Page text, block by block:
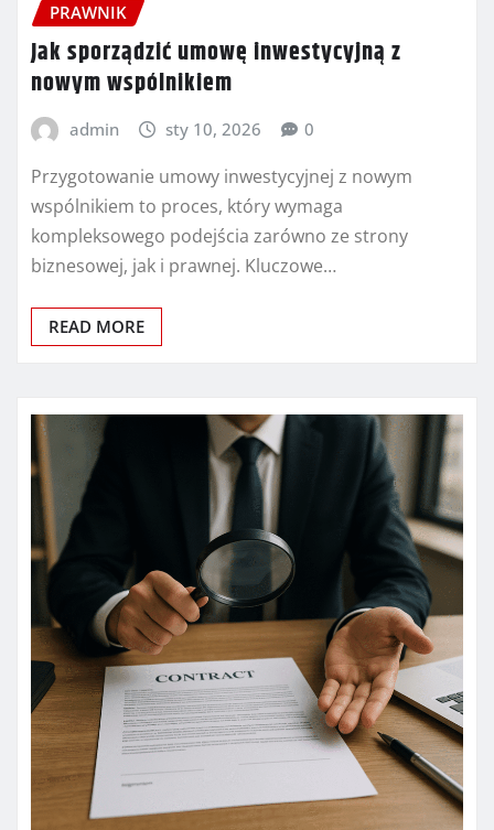
PRAWNIK
Jak sporządzić umowę inwestycyjną z
nowym wspólnikiem
admin sty 10, 2026 0
Przygotowanie umowy inwestycyjnej z nowym
wspólnikiem to proces, który wymaga
kompleksowego podejścia zarówno ze strony
biznesowej, jak i prawnej. Kluczowe…
READ MORE